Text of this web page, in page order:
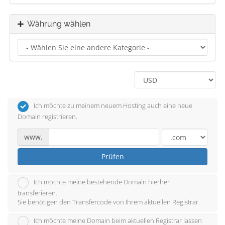
Währung wählen
Ich möchte zu meinem neuem Hosting auch eine neue
Domain registrieren.
www.
Prüfen
Ich möchte meine bestehende Domain hierher
transferieren.
Sie benötigen den Transfercode von Ihrem aktuellen Registrar.
Ich möchte meine Domain beim aktuellen Registrar lassen